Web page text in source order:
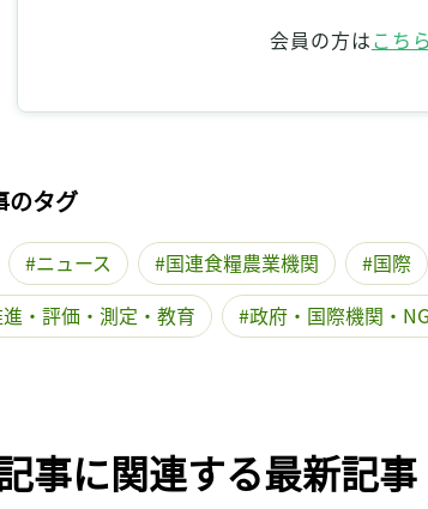
会員の方はこち
のタグ
ニュース 国連食糧農業機関 国際
・評価・測定・教育
政府・国際機関・
事に関連する最新記事